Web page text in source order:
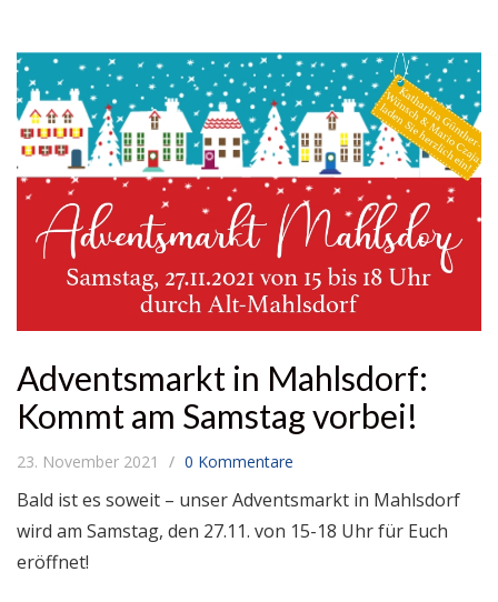
Adventsmarkt in Mahlsdorf:
Kommt am Samstag vorbei!
23. November 2021 0 Kommentare
Bald ist es soweit – unser Adventsmarkt in Mahlsdorf
wird am Samstag, den 27.11. von 15-18 Uhr für Euch
eröffnet!